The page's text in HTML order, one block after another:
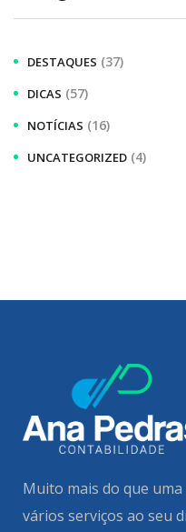
DESTAQUES (37)
DICAS (57)
NOTÍCIAS (16)
UNCATEGORIZED (4)
Muito mais do que
vários serviços ao seu